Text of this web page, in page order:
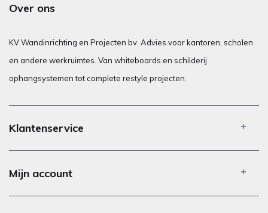
Over ons
KV Wandinrichting en Projecten bv. Advies voor kantoren, scholen
en andere werkruimtes. Van whiteboards en schilderij
ophangsystemen tot complete restyle projecten.
Klantenservice
Mijn account